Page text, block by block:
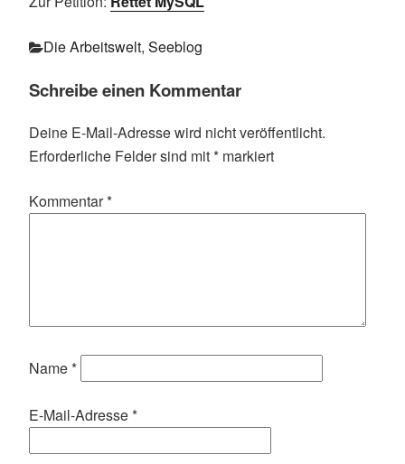
Kategorien
Die Arbeitswelt, Seeblog
Schreibe einen Kommentar
Deine E-Mail-Adresse wird nicht veröffentlicht.
Erforderliche Felder sind mit* markiert
Kommentar*
Name*
E-Mail-Adresse*